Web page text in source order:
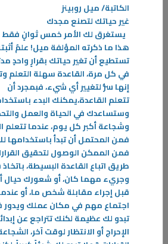
صيام الدوبامين
أولاً ما هو الدوبامين؟ هو مادة كيميائية أو
الإنسان، حيث يعزز من الشعور بالسعادة بالإضافة
الكاتبة/ ميل روبينز
غير حياتك لتصنع مجدك
يستغرق لك الأمر خمس ثوانٍ فقط
هذا ما ذكرته المؤلفة ميل! علمٌ
تستطيع أن تغير حياتك بقرارٍ
في كل مرة، القاعدة سهلة التعلم
إنها سرُّ لتغيير أي شيء، فبمجرد أن
تتعلم القاعدة،يمكنك البدء
وستساعدك في الحياة والعمل
وشجاعة أكبر كل يوم، عندما تتعلم
فمن المحتمل أن تبدأ باستخدامها
فمن الممكن الوصول لتحقيق
طريق اتباع القاعدة البسيطة،
وجريء مهما كان، أو شعورك حيال
قبل إجراء مقابلة شخص ما، أو
اجتماع مهم في مكان عملك
تبدو لك عظيمة لكنك تتراجع عن
الإحراج أو الانتظار لوقت آخر،